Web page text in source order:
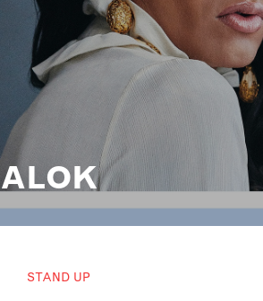
ALOK
STAND UP